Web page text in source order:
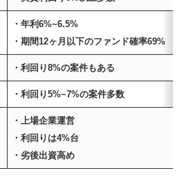
・年利6%~6.5%
・期間12ヶ月以下のファンド確率69%
・利回り8%の案件もある
・利回り5%~7%の案件多数
・上場企業運営
・利回りは4%台
・劣後出資高め